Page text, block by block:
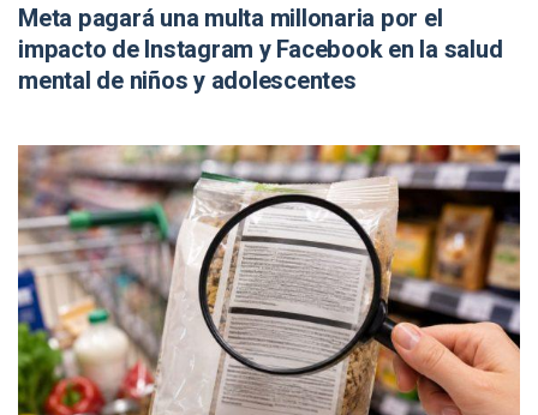
Meta pagará una multa millonaria por el
impacto de Instagram y Facebook en la salud
mental de niños y adolescentes